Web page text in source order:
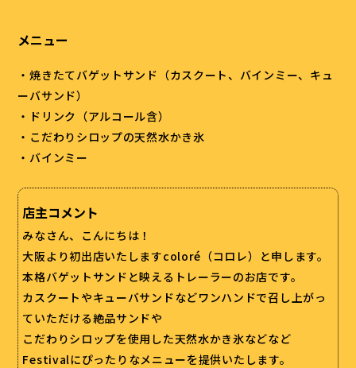
メニュー
・焼きたてバゲットサンド（カスクート、バインミー、キュ
ーバサンド）
・ドリンク（アルコール含）
・こだわりシロップの天然水かき氷
・バインミー
店主コメント
みなさん、こんにちは！
大阪より初出店いたしますcoloré（コロレ）と申します。
本格バゲットサンドと映えるトレーラーのお店です。
カスクートやキューバサンドなどワンハンドで召し上がっ
ていただける絶品サンドや
こだわりシロップを使用した天然水かき氷などなど
Festivalにぴったりなメニューを提供いたします。